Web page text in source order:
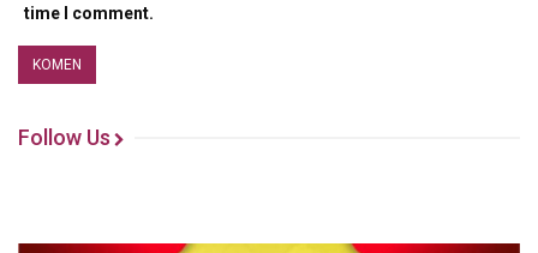
time I comment.
Follow Us